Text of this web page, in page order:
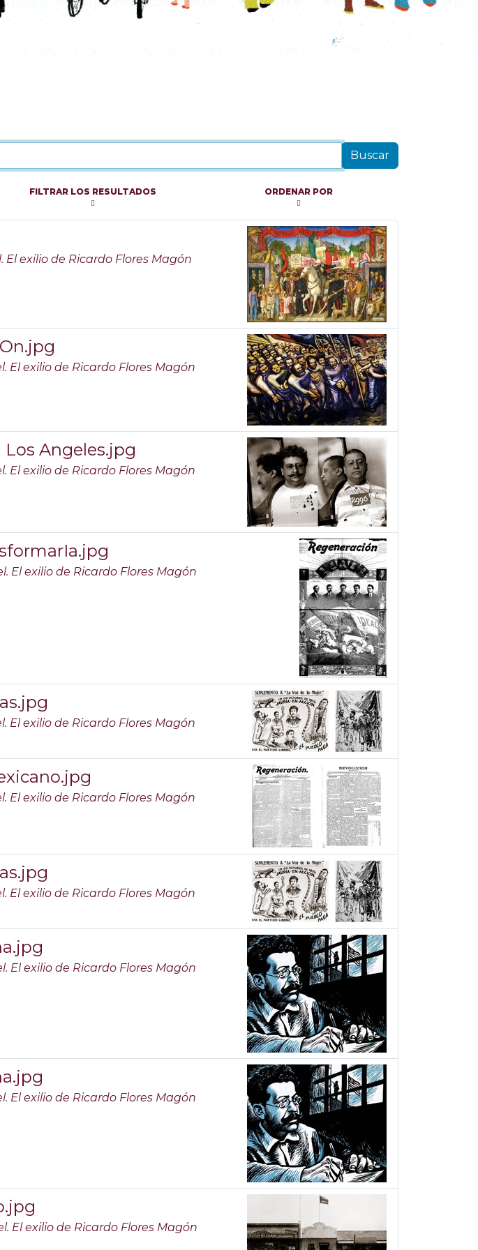
FILTRAR LOS RESULTADOS ORDENAR POR
El exilio de Ricardo Flores Magón
El exilio de Ricardo Flores Magón
Los Angeles.jpg
El exilio de Ricardo Flores Magón
El exilio de Ricardo Flores Magón
El exilio de Ricardo Flores Magón
El exilio de Ricardo Flores Magón
El exilio de Ricardo Flores Magón
El exilio de Ricardo Flores Magón
El exilio de Ricardo Flores Magón
El exilio de Ricardo Flores Magón